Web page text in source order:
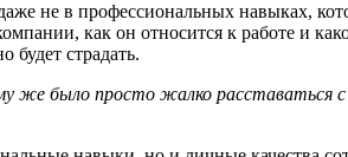
не в профессиональных навыках,
как он относится к работе и
страдать.
же было просто жалко расставаться